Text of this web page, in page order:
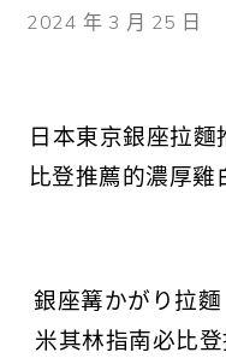
2024 年 3 月 25 日
日本東京銀座拉
比登推薦的濃厚
銀座篝かがり拉
米其林指南必比